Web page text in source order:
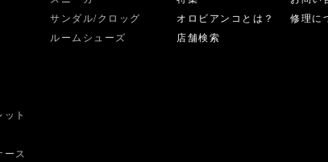
ト
ス
サンダル/クロッグ
ルームシューズ
オロビアンコとは？
店舗検索
修理に